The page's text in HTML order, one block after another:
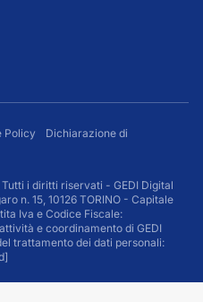
Policy
Dichiarazione di
i diritti riservati - GEDI Digital
n. 15, 10126 TORINO - Capitale
Iva e Codice Fiscale:
e coordinamento di GEDI
trattamento dei dati personali: